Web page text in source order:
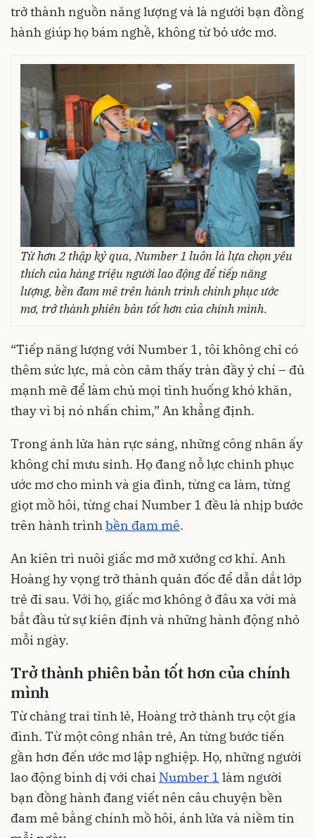
trở thành nguồn năng lượng và là người bạn đồng
hành giúp họ bám nghề, không từ bỏ ước mơ.
Từ hơn 2 thập kỷ qua, Number 1 luôn là lựa chọn yêu
thích của hàng triệu người lao động để tiếp năng
lượng, bền đam mê trên hành trình chinh phục ước
mơ, trở thành phiên bản tốt hơn của chính mình.
“Tiếp năng lượng với Number 1, tôi không chỉ có
thêm sức lực, mà còn cảm thấy tràn đầy ý chí – đủ
mạnh mẽ để làm chủ mọi tình huống khó khăn,
thay vì bị nó nhấn chìm,” An khẳng định.
Trong ánh lửa hàn rực sáng, những công nhân ấy
không chỉ mưu sinh. Họ đang nỗ lực chinh phục
ước mơ cho mình và gia đình, từng ca làm, từng
giọt mồ hôi, từng chai Number 1 đều là nhịp bước
trên hành trình bền đam mê.
An kiên trì nuôi giấc mơ mở xưởng cơ khí. Anh
Hoàng hy vọng trở thành quản đốc để dẫn dắt lớp
trẻ đi sau. Với họ, giấc mơ không ở đâu xa vời mà
bắt đầu từ sự kiên định và những hành động nhỏ
mỗi ngày.
Trở thành phiên bản tốt hơn của chính
mình
Từ chàng trai tỉnh lẻ, Hoàng trở thành trụ cột gia
đình. Từ một công nhân trẻ, An từng bước tiến
gần hơn đến ước mơ lập nghiệp. Họ, những người
lao động bình dị với chai Number 1 làm người
bạn đồng hành đang viết nên câu chuyện bền
đam mê bằng chính mồ hôi, ánh lửa và niềm tin